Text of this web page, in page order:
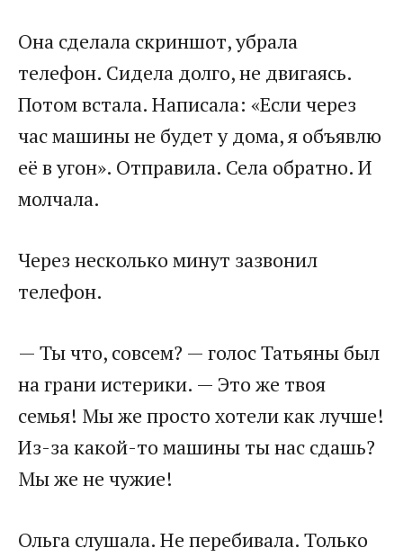
Она сделала скриншот, убрала
телефон. Сидела долго, не двигаясь.
Потом встала. Написала: «Если через
час машины не будет у дома, я объявлю
её в угон». Отправила. Села обратно. И
молчала.
Через несколько минут зазвонил
телефон.
— Ты что, совсем? — голос Татьяны был
на грани истерики. — Это же твоя
семья! Мы же просто хотели как лучше!
Из-за какой-то машины ты нас сдашь?
Мы же не чужие!
Ольга слушала. Не перебивала. Только